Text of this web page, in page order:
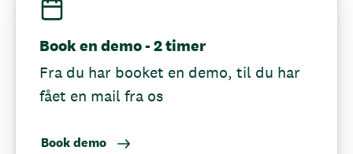
Book en demo - 2 timer
Fra du har booket en demo, til du har
fået en mail fra os
Book demo